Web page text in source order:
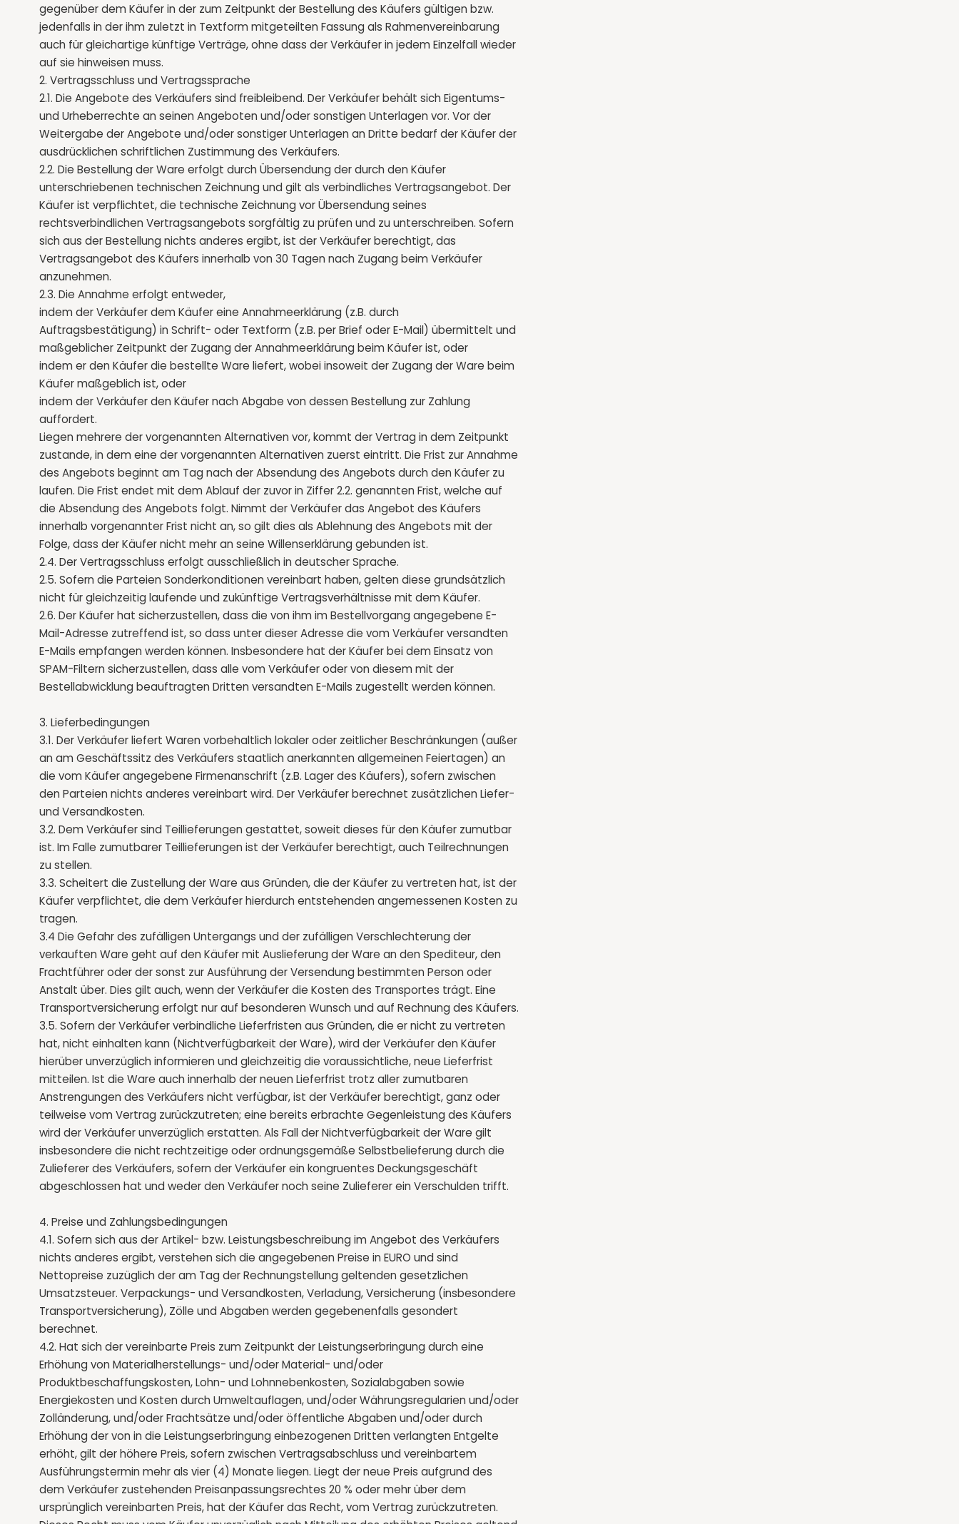
gegenüber dem Käufer in der zum Zeitpunkt der Bestellung des Käufers gültigen bzw.
jedenfalls in der ihm zuletzt in Textform mitgeteilten Fassung als Rahmenvereinbarung
auch für gleichartige künftige Verträge, ohne dass der Verkäufer in jedem Einzelfall wieder
auf sie hinweisen muss.
2. Vertragsschluss und Vertragssprache
2.1. Die Angebote des Verkäufers sind freibleibend. Der Verkäufer behält sich Eigentums-
und Urheberrechte an seinen Angeboten und/oder sonstigen Unterlagen vor. Vor der
Weitergabe der Angebote und/oder sonstiger Unterlagen an Dritte bedarf der Käufer der
ausdrücklichen schriftlichen Zustimmung des Verkäufers.
2.2. Die Bestellung der Ware erfolgt durch Übersendung der durch den Käufer
unterschriebenen technischen Zeichnung und gilt als verbindliches Vertragsangebot. Der
Käufer ist verpflichtet, die technische Zeichnung vor Übersendung seines
rechtsverbindlichen Vertragsangebots sorgfältig zu prüfen und zu unterschreiben. Sofern
sich aus der Bestellung nichts anderes ergibt, ist der Verkäufer berechtigt, das
Vertragsangebot des Käufers innerhalb von 30 Tagen nach Zugang beim Verkäufer
anzunehmen.
2.3. Die Annahme erfolgt entweder,
indem der Verkäufer dem Käufer eine Annahmeerklärung (z.B. durch
Auftragsbestätigung) in Schrift- oder Textform (z.B. per Brief oder E-Mail) übermittelt und
maßgeblicher Zeitpunkt der Zugang der Annahmeerklärung beim Käufer ist, oder
indem er den Käufer die bestellte Ware liefert, wobei insoweit der Zugang der Ware beim
Käufer maßgeblich ist, oder
indem der Verkäufer den Käufer nach Abgabe von dessen Bestellung zur Zahlung
auffordert.
Liegen mehrere der vorgenannten Alternativen vor, kommt der Vertrag in dem Zeitpunkt
zustande, in dem eine der vorgenannten Alternativen zuerst eintritt. Die Frist zur Annahme
des Angebots beginnt am Tag nach der Absendung des Angebots durch den Käufer zu
laufen. Die Frist endet mit dem Ablauf der zuvor in Ziffer 2.2. genannten Frist, welche auf
die Absendung des Angebots folgt. Nimmt der Verkäufer das Angebot des Käufers
innerhalb vorgenannter Frist nicht an, so gilt dies als Ablehnung des Angebots mit der
Folge, dass der Käufer nicht mehr an seine Willenserklärung gebunden ist.
2.4. Der Vertragsschluss erfolgt ausschließlich in deutscher Sprache.
2.5. Sofern die Parteien Sonderkonditionen vereinbart haben, gelten diese grundsätzlich
nicht für gleichzeitig laufende und zukünftige Vertragsverhältnisse mit dem Käufer.
2.6. Der Käufer hat sicherzustellen, dass die von ihm im Bestellvorgang angegebene E-
Mail-Adresse zutreffend ist, so dass unter dieser Adresse die vom Verkäufer versandten
E-Mails empfangen werden können. Insbesondere hat der Käufer bei dem Einsatz von
SPAM-Filtern sicherzustellen, dass alle vom Verkäufer oder von diesem mit der
Bestellabwicklung beauftragten Dritten versandten E-Mails zugestellt werden können.
3. Lieferbedingungen
3.1. Der Verkäufer liefert Waren vorbehaltlich lokaler oder zeitlicher Beschränkungen (außer
an am Geschäftssitz des Verkäufers staatlich anerkannten allgemeinen Feiertagen) an
die vom Käufer angegebene Firmenanschrift (z.B. Lager des Käufers), sofern zwischen
den Parteien nichts anderes vereinbart wird. Der Verkäufer berechnet zusätzlichen Liefer-
und Versandkosten.
3.2. Dem Verkäufer sind Teillieferungen gestattet, soweit dieses für den Käufer zumutbar
ist. Im Falle zumutbarer Teillieferungen ist der Verkäufer berechtigt, auch Teilrechnungen
zu stellen.
3.3. Scheitert die Zustellung der Ware aus Gründen, die der Käufer zu vertreten hat, ist der
Käufer verpflichtet, die dem Verkäufer hierdurch entstehenden angemessenen Kosten zu
tragen.
3.4 Die Gefahr des zufälligen Untergangs und der zufälligen Verschlechterung der
verkauften Ware geht auf den Käufer mit Auslieferung der Ware an den Spediteur, den
Frachtführer oder der sonst zur Ausführung der Versendung bestimmten Person oder
Anstalt über. Dies gilt auch, wenn der Verkäufer die Kosten des Transportes trägt. Eine
Transportversicherung erfolgt nur auf besonderen Wunsch und auf Rechnung des Käufers.
3.5. Sofern der Verkäufer verbindliche Lieferfristen aus Gründen, die er nicht zu vertreten
hat, nicht einhalten kann (Nichtverfügbarkeit der Ware), wird der Verkäufer den Käufer
hierüber unverzüglich informieren und gleichzeitig die voraussichtliche, neue Lieferfrist
mitteilen. Ist die Ware auch innerhalb der neuen Lieferfrist trotz aller zumutbaren
Anstrengungen des Verkäufers nicht verfügbar, ist der Verkäufer berechtigt, ganz oder
teilweise vom Vertrag zurückzutreten; eine bereits erbrachte Gegenleistung des Käufers
wird der Verkäufer unverzüglich erstatten. Als Fall der Nichtverfügbarkeit der Ware gilt
insbesondere die nicht rechtzeitige oder ordnungsgemäße Selbstbelieferung durch die
Zulieferer des Verkäufers, sofern der Verkäufer ein kongruentes Deckungsgeschäft
abgeschlossen hat und weder den Verkäufer noch seine Zulieferer ein Verschulden trifft.
4. Preise und Zahlungsbedingungen
4.1. Sofern sich aus der Artikel- bzw. Leistungsbeschreibung im Angebot des Verkäufers
nichts anderes ergibt, verstehen sich die angegebenen Preise in EURO und sind
Nettopreise zuzüglich der am Tag der Rechnungstellung geltenden gesetzlichen
Umsatzsteuer. Verpackungs- und Versandkosten, Verladung, Versicherung (insbesondere
Transportversicherung), Zölle und Abgaben werden gegebenenfalls gesondert
berechnet.
4.2. Hat sich der vereinbarte Preis zum Zeitpunkt der Leistungserbringung durch eine
Erhöhung von Materialherstellungs- und/oder Material- und/oder
Produktbeschaffungskosten, Lohn- und Lohnnebenkosten, Sozialabgaben sowie
Energiekosten und Kosten durch Umweltauflagen, und/oder Währungsregularien und/oder
Zolländerung, und/oder Frachtsätze und/oder öffentliche Abgaben und/oder durch
Erhöhung der von in die Leistungserbringung einbezogenen Dritten verlangten Entgelte
erhöht, gilt der höhere Preis, sofern zwischen Vertragsabschluss und vereinbartem
Ausführungstermin mehr als vier (4) Monate liegen. Liegt der neue Preis aufgrund des
dem Verkäufer zustehenden Preisanpassungsrechtes 20 % oder mehr über dem
ursprünglich vereinbarten Preis, hat der Käufer das Recht, vom Vertrag zurückzutreten.